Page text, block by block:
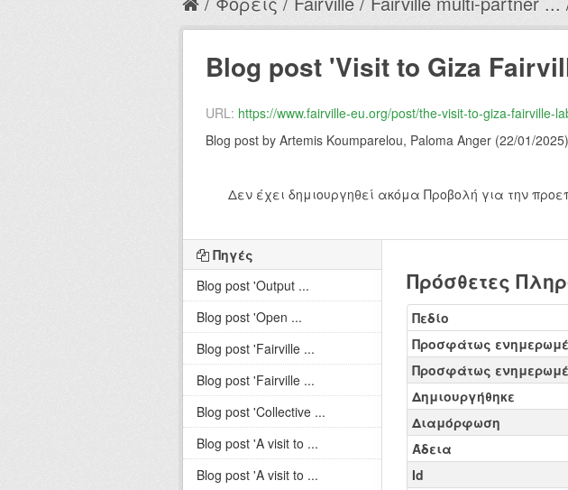
Blog post 'Visit to Giza
URL: https://www.fairville-eu.org/post/the-visit-to-giza-fairville-
Blog post by Artemis Koumparelou, Paloma Anger (22/01/
Δεν έχει δημιουργηθεί ακόμα Προβολή για την
Πρόσθετες
Πεδίο
Προσφάτως
Προσφάτως
Δημιουργήθηκε
Διαμόρφωση
Άδεια
Id
Πηγές
Blog post 'Output ...
Blog post 'Open ...
Blog post 'Fairville ...
Blog post 'Fairville ...
Blog post 'Collective ...
Blog post 'A visit to ...
Blog post 'A visit to ...